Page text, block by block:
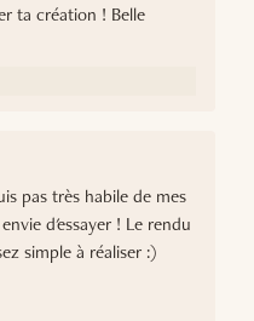
ta création ! Belle
pas très habile de mes
d'essayer ! Le rendu
simple à réaliser :)